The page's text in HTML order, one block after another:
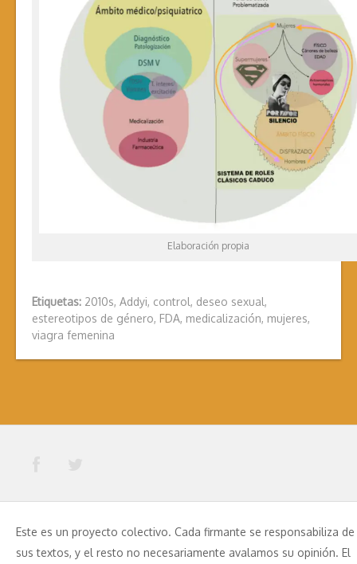
Elaboración propia
Etiquetas: 2010s, Addyi, control, deseo sexual,
estereotipos de género, FDA, medicalización, mujeres,
viagra femenina
Este es un proyecto colectivo. Cada firmante se responsabiliza de
sus textos, y el resto no necesariamente avalamos su opinión. El